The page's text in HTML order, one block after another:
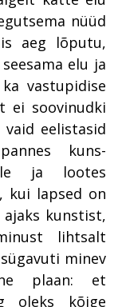
nüüd
aeg lõputu,
elu ja
vastupidise
ei soovinudki
eelistasid
kuns-
ja lootes
kui lapsed on
ajaks kunstist,
lihtsalt
minev
plaan: et
oleks kõige